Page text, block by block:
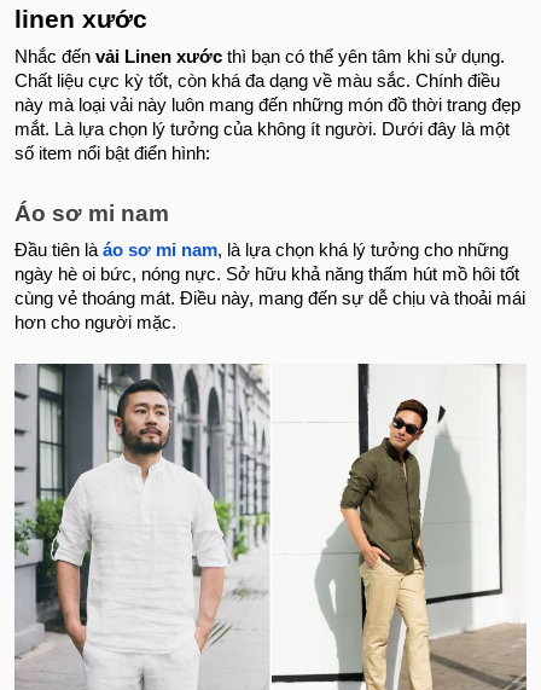
linen xước
Nhắc đến vải Linen xước thì bạn có thể yên tâm khi sử dụng.
Chất liệu cực kỳ tốt, còn khá đa dạng về màu sắc. Chính điều
này mà loại vải này luôn mang đến những món đồ thời trang đẹp
mắt. Là lựa chọn lý tưởng của không ít người. Dưới đây là một
số item nổi bật điển hình:
Áo sơ mi nam
Đầu tiên là áo sơ mi nam, là lựa chọn khá lý tưởng cho những
ngày hè oi bức, nóng nực. Sở hữu khả năng thấm hút mồ hôi tốt
cùng vẻ thoáng mát. Điều này, mang đến sự dễ chịu và thoải mái
hơn cho người mặc.